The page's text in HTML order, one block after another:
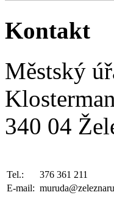
Kontakt
Městský
340 04
Tel.:
376 361 211
E-mail: